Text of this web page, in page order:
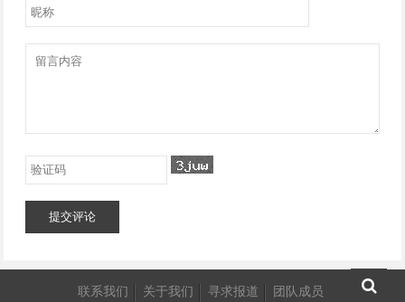
提交评论
联系我们 关于我们 寻求报道 团队成员